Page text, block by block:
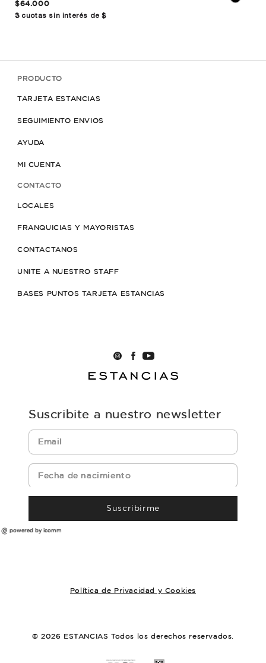
$64.000
3cuotas sin interés de $
PRODUCTO
TARJETA ESTANCIAS
SEGUIMIENTO ENVIOS
AYUDA
MI CUENTA
CONTACTO
LOCALES
FRANQUICIAS Y MAYORISTAS
CONTACTANOS
UNITE A NUESTRO STAFF
BASES PUNTOS TARJETA ESTANCIAS
Suscribite a nuestro newsletter
Suscribirme
powered by icomm
Política de Privacidad y Cookies
© 2026 ESTANCIAS Todos los derechos reservados.